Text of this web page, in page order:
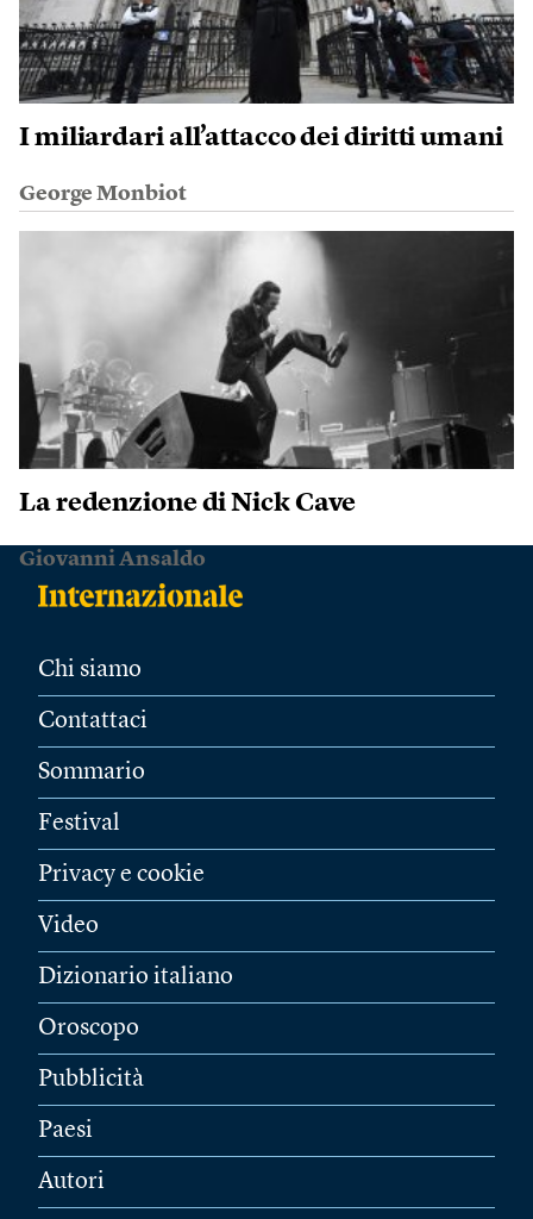
I miliardari all’attacco dei diritti umani
George Monbiot
La redenzione di Nick Cave
Giovanni Ansaldo
Chi siamo
Contattaci
Sommario
Festival
Privacy e cookie
Video
Dizionario italiano
Oroscopo
Pubblicità
Paesi
Autori